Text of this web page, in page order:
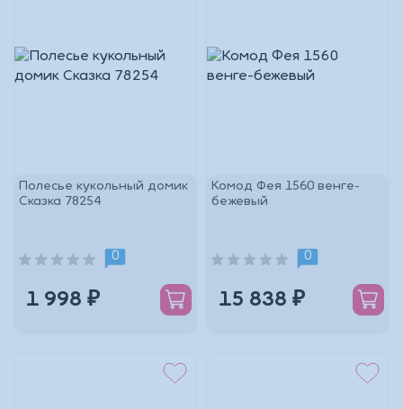
Полесье кукольный домик
Сказка 78254
0
1 998 ₽
Комод Фея 1560 венге-
бежевый
0
15 838 ₽